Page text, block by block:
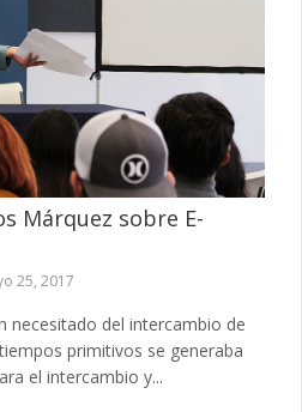
Márquez sobre E-
25, 2017
necesitado del intercambio de
primitivos se generaba
el intercambio y...